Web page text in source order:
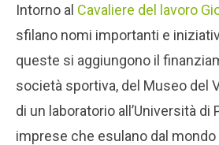
Intorno al Cavaliere del lavoro
sfilano nomi importanti e
queste si aggiungono il
società sportiva, del Museo del
di un laboratorio all’Università di
imprese che esulano dal mondo